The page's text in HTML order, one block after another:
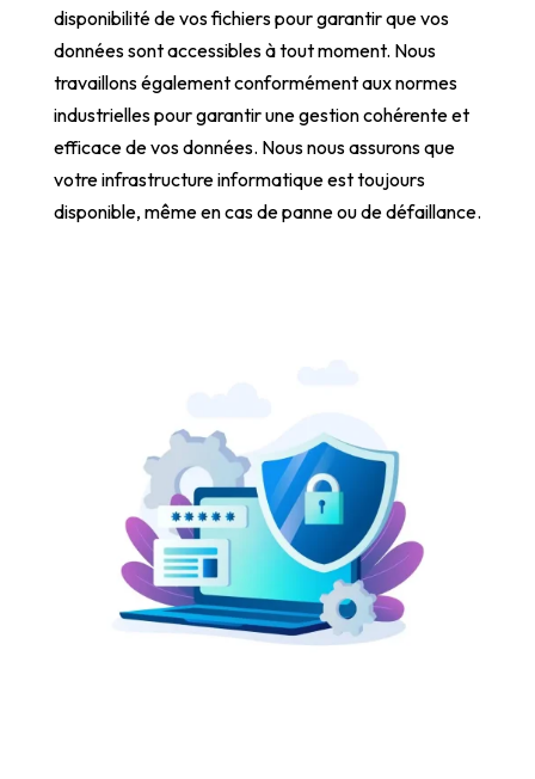
disponibilité de vos fichiers pour garantir que vos
données sont accessibles à tout moment. Nous
travaillons également conformément aux normes
industrielles pour garantir une gestion cohérente et
efficace de vos données. Nous nous assurons que
votre infrastructure informatique est toujours
disponible, même en cas de panne ou de défaillance.